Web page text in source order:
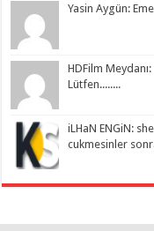
Yasin Aygün:
HDFilm Meydanı:
Lütfen........
iLHaN ENGiN:
cukmesinler